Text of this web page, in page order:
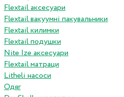
Flextail аксесуари
Flextail вакуумні пакувальники
Flextail килимки
Flextail подушки
Nite Ize аксесуари
Flextail матраци
Litheli насоси
Одяг